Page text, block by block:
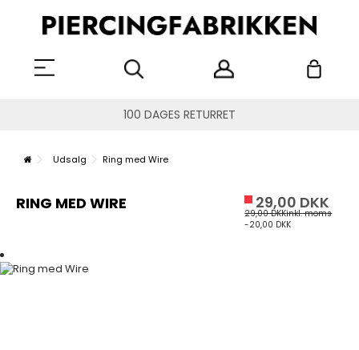
100 DAGES RETURRET
Udsalg Ring med Wire
RING MED WIRE 29,00 DKK
29,00 DKKinkl. moms
-20,00 DKK